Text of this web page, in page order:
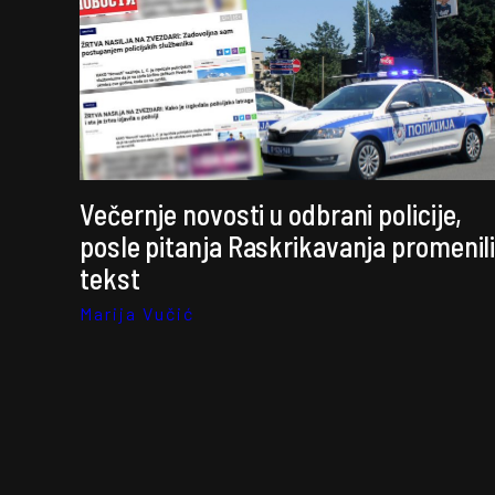
Večernje novosti u odbrani policije,
posle pitanja Raskrikavanja promenili
tekst
Marija Vučić